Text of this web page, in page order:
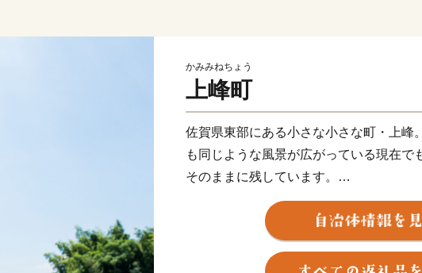
かみみねちょう
上峰町
佐賀県東部にある小さな小さな町・上峰
も同じような風景が広がっている現在で
そのままに残しています。
武将・源為朝を育んだ鎮西山から湧き出
と駆け巡り豊かな土壌を作り上げます。
清らかな水に恵まれた肥沃な大地で育っ
どれも最高級。